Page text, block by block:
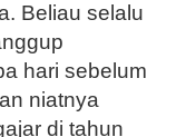
Beliau selalu
hari sebelum
niatnya
di tahun